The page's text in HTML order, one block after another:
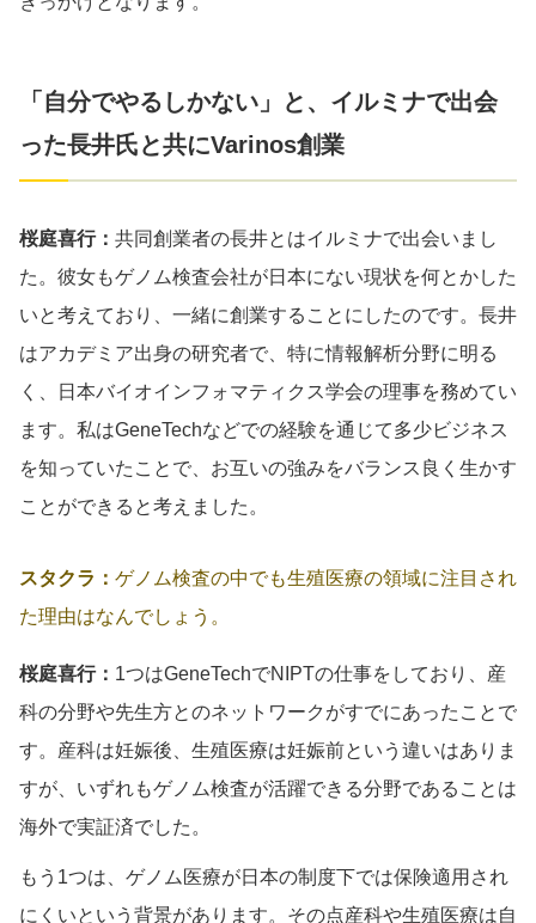
「自分でやるしかない」と、イルミナで出会
った長井氏と共にVarinos創業
桜庭喜行： 共同創業者の長井とはイルミナで出会いまし
た。彼女もゲノム検査会社が日本にない現状を何とかした
いと考えており、一緒に創業することにしたのです。長井
はアカデミア出身の研究者で、特に情報解析分野に明る
く、日本バイオインフォマティクス学会の理事を務めてい
ます。私はGeneTechなどでの経験を通じて多少ビジネス
を知っていたことで、お互いの強みをバランス良く生かす
ことができると考えました。
スタクラ： ゲノム検査の中でも生殖医療の領域に注目され
た理由はなんでしょう。
桜庭喜行： 1つはGeneTechでNIPTの仕事をしており、産
科の分野や先生方とのネットワークがすでにあったことで
す。産科は妊娠後、生殖医療は妊娠前という違いはありま
すが、いずれもゲノム検査が活躍できる分野であることは
海外で実証済でした。
もう1つは、ゲノム医療が日本の制度下では保険適用され
にくいという背景があります。その点産科や生殖医療は自